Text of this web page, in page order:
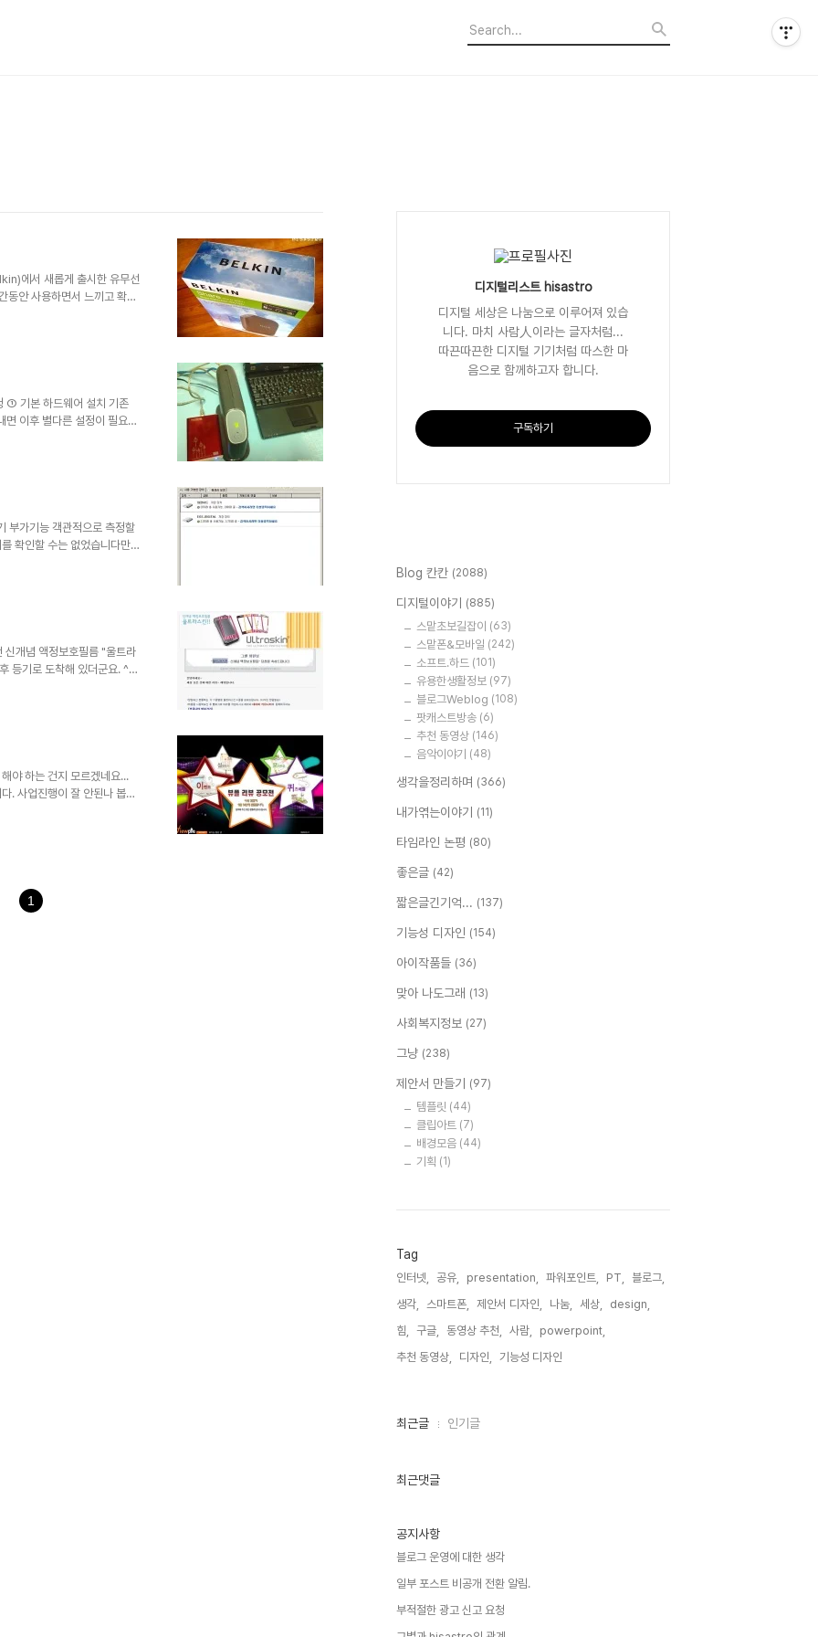
에서 새롭게 출시한 유무선
안 사용하면서 느끼고 확인
드폰 거치대 제품을 사용하게
킨 유무선 공유기 Share의
근거로 서술한..
① 기본 하드웨어 설치 기존
면 이후 별다른 설정이 필요없
것이기 때문이며, 나머지는
마찬가지로 벨킨 유무선 공
서 물리적 설치는 아래 이미
부가기능 객관적으로 측정할
확인할 수는 없었습니다만,
차이가 느껴졌습니다. 특히,
규격의 타사 무선랜 아답터
공유기 Share에..
신개념 액정보호필름 "울트라
등기로 도착해 있더군요. ^^
각했던 것과는 조금 달랐습
봅니다. 기존의 제 옴니아
직접 판단해 보시지요. ▲
야 하는 건지 모르겠네요...
. 사업진행이 잘 안된나 봅니
대에서... 전자상거래라는 말
다르지 않다는 생각이 아
1
디지털리스트 hisastro
디지털 세상은 나눔으로 이루어져 있습
니다. 마치 사람人이라는 글자처럼...
따끈따끈한 디지털 기기처럼 따스한 마
음으로 함께하고자 합니다.
구독하기
Blog 칸칸 (2088)
디지털이야기 (885)
스맡초보길잡이 (63)
스맡폰&모바일 (242)
소프트.하드 (101)
유용한생활정보 (97)
블로그Weblog (108)
팟캐스트방송 (6)
추천 동영상 (146)
음악이야기 (48)
생각을정리하며 (366)
내가엮는이야기 (11)
타임라인 논평 (80)
좋은글 (42)
짧은글긴기억... (137)
기능성 디자인 (154)
아이작품들 (36)
맞아 나도그래 (13)
사회복지정보 (27)
그냥 (238)
제안서 만들기 (97)
템플릿 (44)
클립아트 (7)
배경모음 (44)
기획 (1)
Tag
인터넷, 공유, presentation, 파워포인트, PT,
블로그,
생각,
스마트폰, 제안서 디자인, 나눔, 세상,
design,
힘,
구글, 동영상 추천, 사람,
powerpoint,
추천 동영상,
디자인, 기능성 디자인,
최
인
최근글 인기글
최근댓글
공지사항
블로그 운영에 대한 생각
일부 포스트 비공개 전환 알림.
부적절한 광고 신고 요청